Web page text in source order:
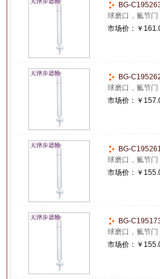
BG-
球磨口，氟节
市场价： ￥
BG-
球磨口，氟节
市场价： ￥
BG-
球磨口，氟节
市场价： ￥
BG-
球磨口，氟节
市场价： ￥